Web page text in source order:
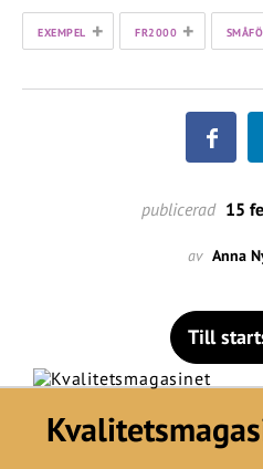
EXEMPEL + FR2000 +
publicerad 15
av Anna
Till